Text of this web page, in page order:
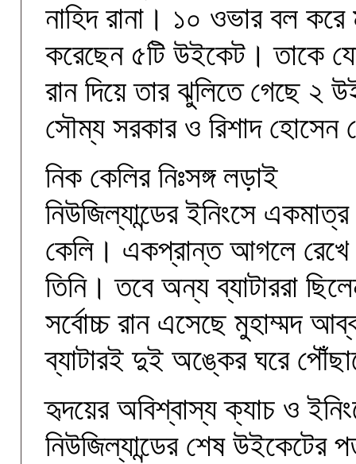
নাহিদ রানা। ১০ ওভার বল
করেছেন ৫টি উইকেট। তাকে
রান দিয়ে তার ঝুলিতে গেছে
সৌম্য সরকার ও রিশাদ
নিক কেলির নিঃসঙ্গ লড়াই
নিউজিল্যান্ডের ইনিংসে
কেলি। একপ্রান্ত আগলে রেখে
তিনি। তবে অন্য ব্যাটাররা
সর্বোচ্চ রান এসেছে মুহাম্মদ
ব্যাটারই দুই অঙ্কের ঘরে
হৃদয়ের অবিশ্বাস্য ক্যাচ ও
নিউজিল্যান্ডের শেষ